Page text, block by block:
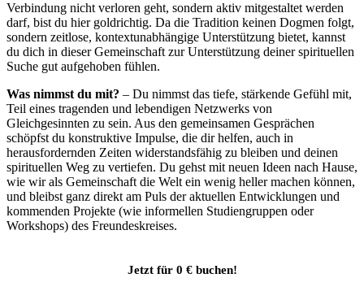
Verbindung nicht verloren geht, sondern aktiv mitgestaltet werden
darf, bist du hier goldrichtig. Da die Tradition keinen Dogmen folgt,
sondern zeitlose, kontextunabhängige Unterstützung bietet, kannst
du dich in dieser Gemeinschaft zur Unterstützung deiner spirituellen
Suche gut aufgehoben fühlen.
Was nimmst du mit? – Du nimmst das tiefe, stärkende Gefühl mit,
Teil eines tragenden und lebendigen Netzwerks von
Gleichgesinnten zu sein. Aus den gemeinsamen Gesprächen
schöpfst du konstruktive Impulse, die dir helfen, auch in
herausfordernden Zeiten widerstandsfähig zu bleiben und deinen
spirituellen Weg zu vertiefen. Du gehst mit neuen Ideen nach Hause,
wie wir als Gemeinschaft die Welt ein wenig heller machen können,
und bleibst ganz direkt am Puls der aktuellen Entwicklungen und
kommenden Projekte (wie informellen Studiengruppen oder
Workshops) des Freundeskreises.
Jetzt für 0 € buchen!